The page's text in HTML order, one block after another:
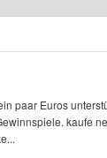
paar Euros
kaufe